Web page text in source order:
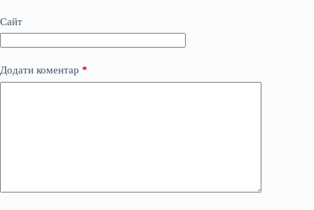
Сайт
Додати коментар *